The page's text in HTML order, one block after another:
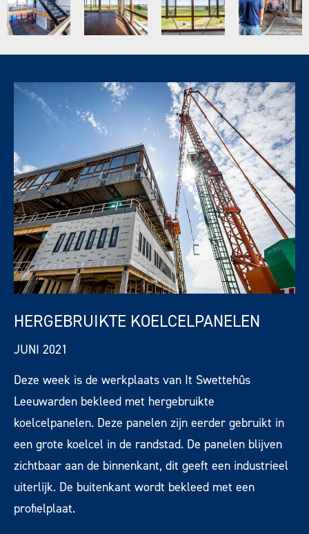
HERGEBRUIKTE KOELCELPANELEN
JUNI 2021
Deze week is de werkplaats van It Swettehûs
Leeuwarden bekleed met hergebruikte
koelcelpanelen. Deze panelen zijn eerder gebruikt in
een grote koelcel in de randstad. De panelen blijven
zichtbaar aan de binnenkant, dit geeft een industrieel
uiterlijk. De buitenkant wordt bekleed met een
profielplaat.